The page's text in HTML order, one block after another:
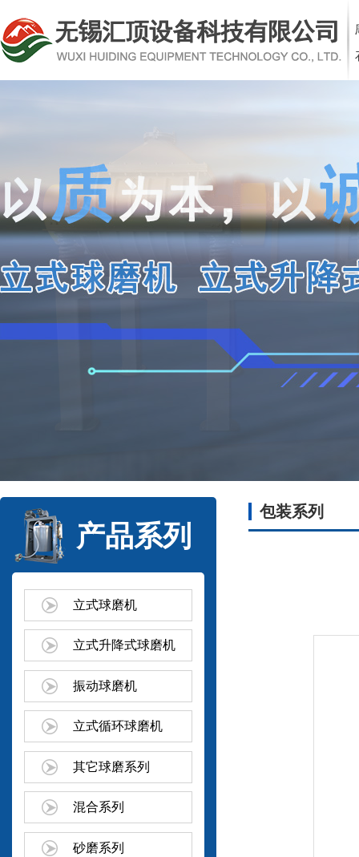
产品系列
立式球磨机
立式升降式球磨机
振动球磨机
立式循环球磨机
其它球磨系列
混合系列
砂磨系列
包装系列